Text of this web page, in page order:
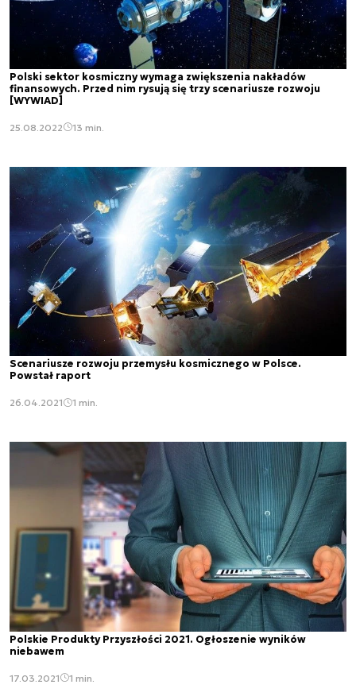
Polski sektor kosmiczny wymaga zwiększenia nakładów
finansowych. Przed nim rysują się trzy scenariusze rozwoju
[WYWIAD]
25.08.2022 13 min.
Scenariusze rozwoju przemysłu kosmicznego w Polsce.
Powstał raport
26.04.2021 1 min.
Polskie Produkty Przyszłości 2021. Ogłoszenie wyników
niebawem
17.03.2021 1 min.